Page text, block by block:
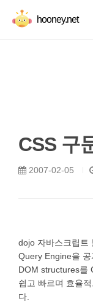
hooney.net
CSS 구
2007-02-05
dojo 자바스크립트
Query Engine을
DOM structures를
쉽고 빠르며 효율
다.